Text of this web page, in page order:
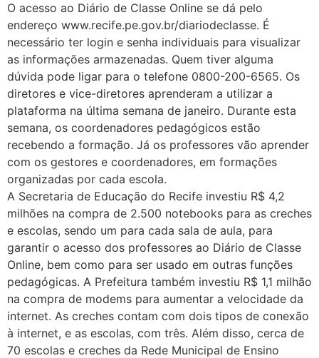
O acesso ao Diário de Classe Online se dá pelo
endereço www.recife.pe.gov.br/diariodeclasse. É
necessário ter login e senha individuais para visualizar
as informações armazenadas. Quem tiver alguma
dúvida pode ligar para o telefone 0800-200-6565. Os
diretores e vice-diretores aprenderam a utilizar a
plataforma na última semana de janeiro. Durante esta
semana, os coordenadores pedagógicos estão
recebendo a formação. Já os professores vão aprender
com os gestores e coordenadores, em formações
organizadas por cada escola.
A Secretaria de Educação do Recife investiu R$ 4,2
milhões na compra de 2.500 notebooks para as creches
e escolas, sendo um para cada sala de aula, para
garantir o acesso dos professores ao Diário de Classe
Online, bem como para ser usado em outras funções
pedagógicas. A Prefeitura também investiu R$ 1,1 milhão
na compra de modems para aumentar a velocidade da
internet. As creches contam com dois tipos de conexão
à internet, e as escolas, com três. Além disso, cerca de
70 escolas e creches da Rede Municipal de Ensino